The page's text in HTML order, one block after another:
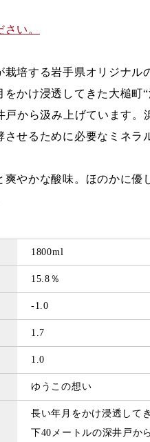
い。
培する岩手県オリジナル
かけ浸透してきた大槌町
戸から汲み上げています。
させるために必要なミネラ
やかな酸味。ほのかに優
1800ml
15.8％
-1.0
1.7
1.0
ゆうこの想い
長い年月をかけ浸透して
下40メートルの深井戸か